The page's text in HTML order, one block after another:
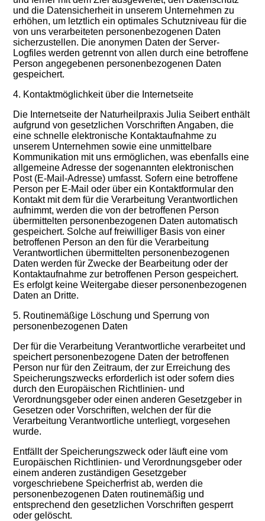
und die Datensicherheit in unserem Unternehmen zu
erhöhen, um letztlich ein optimales Schutzniveau für die
von uns verarbeiteten personenbezogenen Daten
sicherzustellen. Die anonymen Daten der Server-
Logfiles werden getrennt von allen durch eine betroffene
Person angegebenen personenbezogenen Daten
gespeichert.
4. Kontaktmöglichkeit über die Internetseite
Die Internetseite der Naturheilpraxis Julia Seibert enthält
aufgrund von gesetzlichen Vorschriften Angaben, die
eine schnelle elektronische Kontaktaufnahme zu
unserem Unternehmen sowie eine unmittelbare
Kommunikation mit uns ermöglichen, was ebenfalls eine
allgemeine Adresse der sogenannten elektronischen
Post (E-Mail-Adresse) umfasst. Sofern eine betroffene
Person per E-Mail oder über ein Kontaktformular den
Kontakt mit dem für die Verarbeitung Verantwortlichen
aufnimmt, werden die von der betroffenen Person
übermittelten personenbezogenen Daten automatisch
gespeichert. Solche auf freiwilliger Basis von einer
betroffenen Person an den für die Verarbeitung
Verantwortlichen übermittelten personenbezogenen
Daten werden für Zwecke der Bearbeitung oder der
Kontaktaufnahme zur betroffenen Person gespeichert.
Es erfolgt keine Weitergabe dieser personenbezogenen
Daten an Dritte.
5. Routinemäßige Löschung und Sperrung von
personenbezogenen Daten
Der für die Verarbeitung Verantwortliche verarbeitet und
speichert personenbezogene Daten der betroffenen
Person nur für den Zeitraum, der zur Erreichung des
Speicherungszwecks erforderlich ist oder sofern dies
durch den Europäischen Richtlinien- und
Verordnungsgeber oder einen anderen Gesetzgeber in
Gesetzen oder Vorschriften, welchen der für die
Verarbeitung Verantwortliche unterliegt, vorgesehen
wurde.
Entfällt der Speicherungszweck oder läuft eine vom
Europäischen Richtlinien- und Verordnungsgeber oder
einem anderen zuständigen Gesetzgeber
vorgeschriebene Speicherfrist ab, werden die
personenbezogenen Daten routinemäßig und
entsprechend den gesetzlichen Vorschriften gesperrt
oder gelöscht.